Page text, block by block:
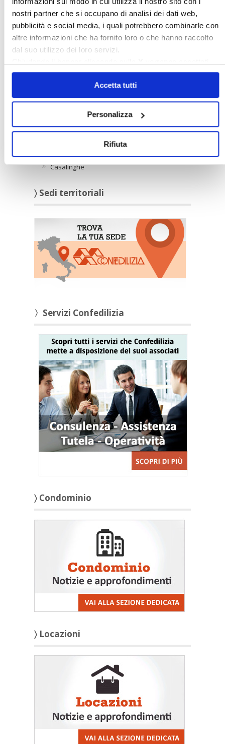
nostri partner che si occupano di analisi dei dati web,
pubblicità e social media, i quali potrebbero combinarle con
altre informazioni che ha fornito loro o che hanno raccolto
dal suo utilizzo dei loro servizi.
solo i cookie necessari.
Accetta tutti
Personalizza
Rifiuta
completamente rivista. Serve subito
un’alleanza contro queste regole Ue»
〉 Intorno alla casa
INTORNO ALLA CASA
Casalinghe
〉 Sedi territoriali
〉Servizi Confedilizia
〉 Condominio
〉 Locazioni